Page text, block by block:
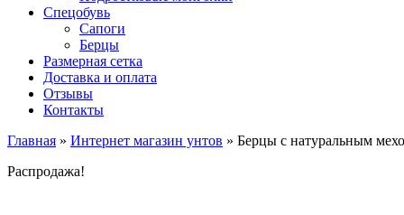
Спецобувь
Сапоги
Берцы
Размерная сетка
Доставка и оплата
Отзывы
Контакты
Главная » Интернет магазин унтов » Берцы с натуральным
Распродажа!